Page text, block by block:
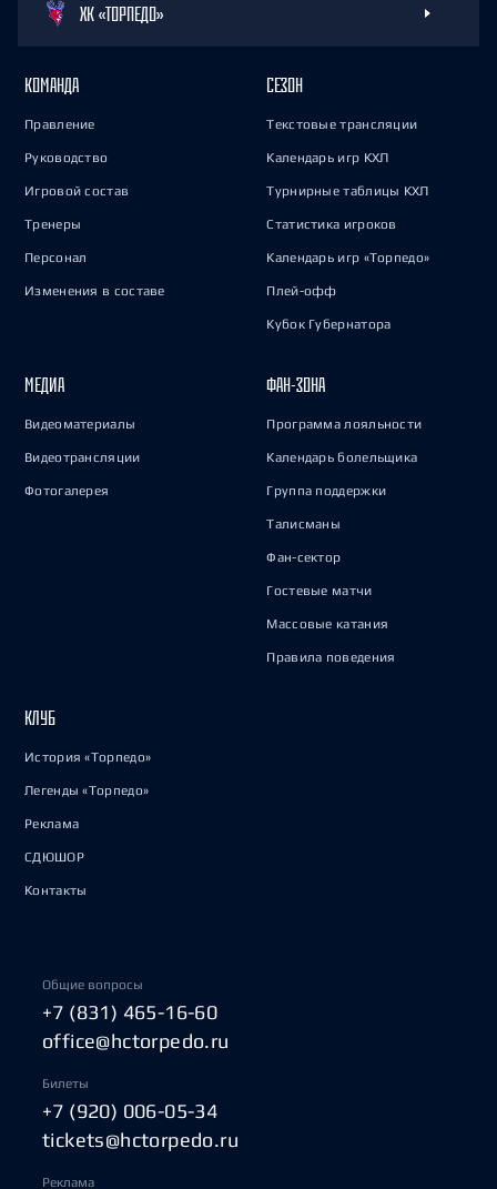
ХК «ТОРПЕДО»
КОМАНДА
Правление
Руководство
Игровой состав
Тренеры
Персонал
Изменения в составе
СЕЗОН
Текстовые трансляции
Календарь игр КХЛ
Турнирные таблицы КХЛ
Статистика игроков
Календарь игр «Торпедо»
Плей-офф
Кубок Губернатора
МЕДИА
Видеоматериалы
Видеотрансляции
Фотогалерея
ФАН-ЗОНА
Программа лояльности
Календарь болельщика
Группа поддержки
Талисманы
Фан-сектор
Гостевые матчи
Массовые катания
Правила поведения
КЛУБ
История «Торпедо»
Легенды «Торпедо»
Реклама
СДЮШОР
Контакты
Общие вопросы
+7 (831) 465-16-60
office@hctorpedo.ru
Билеты
+7 (920) 006-05-34
tickets@hctorpedo.ru
Реклама